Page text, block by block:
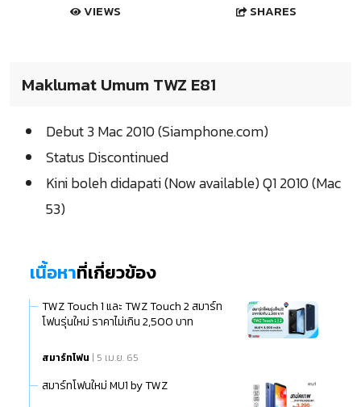
VIEWS SHARES
Maklumat Umum TWZ E81
Debut 3 Mac 2010 (Siamphone.com)
Status Discontinued
Kini boleh didapati (Now available) Q1 2010 (Mac
53)
เนื้อหาที่เกี่ยวข้อง
TWZ Touch 1 และ TWZ Touch 2 สมาร์ท
โฟนรุ่นใหม่ ราคาไม่เกิน 2,500 บาท
สมาร์ทโฟน | 5 เม.ย. 65
สมาร์ทโฟนใหม่ MU1 by TWZ